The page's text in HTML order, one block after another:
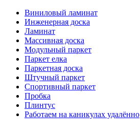
Виниловый ламинат
Инженерная доска
Ламинат
Массивная доска
Модульный паркет
Паркет елка
Паркетная доска
Штучный паркет
Спортивный паркет
Пробка
Плинтус
Работаем на каникулах удалённо